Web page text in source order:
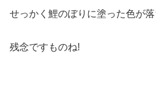
せっかく鯉のぼりに塗った色が落
残念ですものね!